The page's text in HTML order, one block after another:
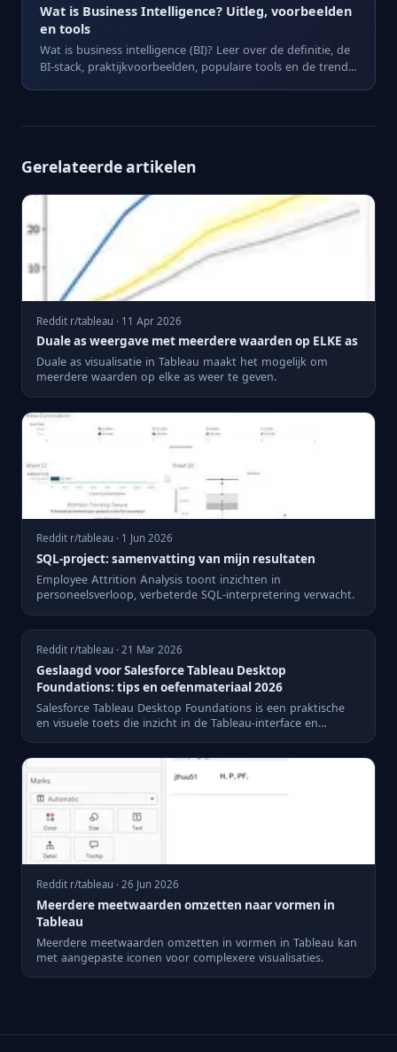
Wat is Business Intelligence? Uitleg, voorbeelden
en tools
Wat is business intelligence (BI)? Leer over de definitie, de
BI-stack, praktijkvoorbeelden, populaire tools en de trend...
Gerelateerde artikelen
Reddit r/tableau · 11 Apr 2026
Duale as weergave met meerdere waarden op ELKE as
Duale as visualisatie in Tableau maakt het mogelijk om
meerdere waarden op elke as weer te geven.
Reddit r/tableau · 1 Jun 2026
SQL-project: samenvatting van mijn resultaten
Employee Attrition Analysis toont inzichten in
personeelsverloop, verbeterde SQL-interpretering verwacht.
Reddit r/tableau · 21 Mar 2026
Geslaagd voor Salesforce Tableau Desktop
Foundations: tips en oefenmateriaal 2026
Salesforce Tableau Desktop Foundations is een praktische
en visuele toets die inzicht in de Tableau-interface en
Reddit r/tableau · 26 Jun 2026
Meerdere meetwaarden omzetten naar vormen in
Tableau
Meerdere meetwaarden omzetten in vormen in Tableau kan
met aangepaste iconen voor complexere visualisaties.